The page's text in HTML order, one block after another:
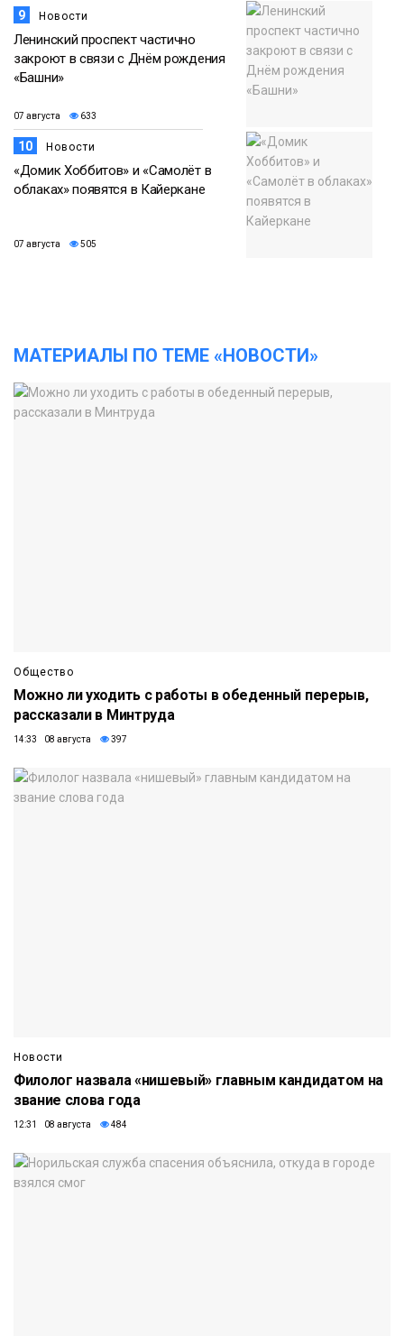
9 Новости
Ленинский проспект частично
закроют в связи с Днём рождения
«Башни»
07 августа 633
10 Новости
«Домик Хоббитов» и «Самолёт в
облаках» появятся в Кайеркане
07 августа 505
МАТЕРИАЛЫ ПО ТЕМЕ «НОВОСТИ»
Общество
Можно ли уходить с работы в обеденный перерыв,
рассказали в Минтруда
14:33 08 августа 397
Новости
Филолог назвала «нишевый» главным кандидатом на
звание слова года
12:31 08 августа 484